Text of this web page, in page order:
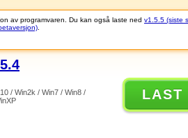
av programvaren. Du kan også laste ned v1.5.5 (siste
/ Win2k / Win7 / Win8 /
LAST